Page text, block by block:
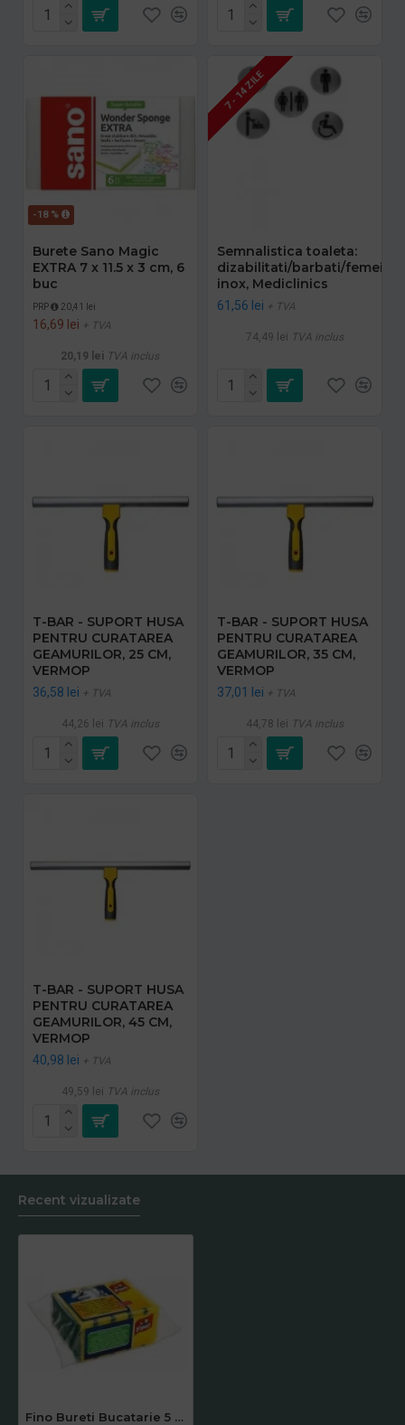
-18 %
Burete Sano Magic
EXTRA 7 x 11.5 x 3 cm, 6
buc
PRP 20,41 lei
16,69 lei + TVA
20,19 lei TVA inclus
7 - 14 ZILE
Semnalistica toaleta:
dizabilitati/barbati/femei/
inox, Mediclinics
61,56 lei + TVA
74,49 lei TVA inclus
T-BAR - SUPORT HUSA
PENTRU CURATAREA
GEAMURILOR, 25 CM,
VERMOP
36,58 lei + TVA
44,26 lei TVA inclus
T-BAR - SUPORT HUSA
PENTRU CURATAREA
GEAMURILOR, 35 CM,
VERMOP
37,01 lei + TVA
44,78 lei TVA inclus
T-BAR - SUPORT HUSA
PENTRU CURATAREA
GEAMURILOR, 45 CM,
VERMOP
40,98 lei + TVA
49,59 lei TVA inclus
Recent vizualizate
Fino Bureti Bucatarie 5 buc